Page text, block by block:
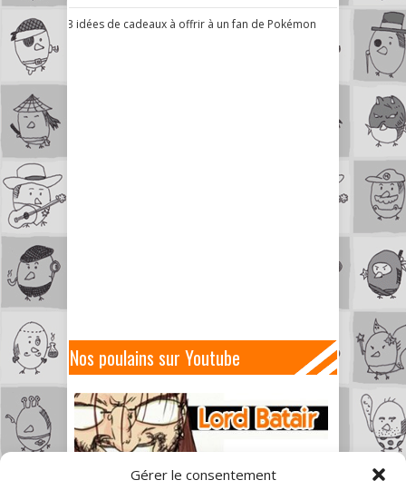
Gérer le consentement
3 idées de cadeaux à offrir à un fan de Pokémon
Nos poulains sur Youtube